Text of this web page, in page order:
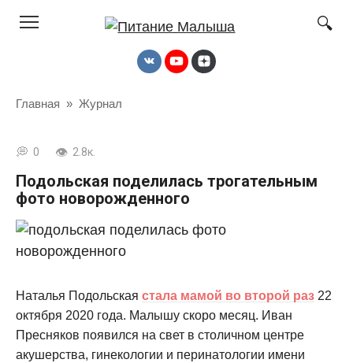
Главная » Журнал
0 2.8к.
Подольская поделилась трогательным
фото новорожденного
Наталья Подольская стала мамой во второй раз 22
октября 2020 года. Малышу скоро месяц. Иван
Пресняков появился на свет в столичном центре
акушерства, гинекологии и перинатологии имени